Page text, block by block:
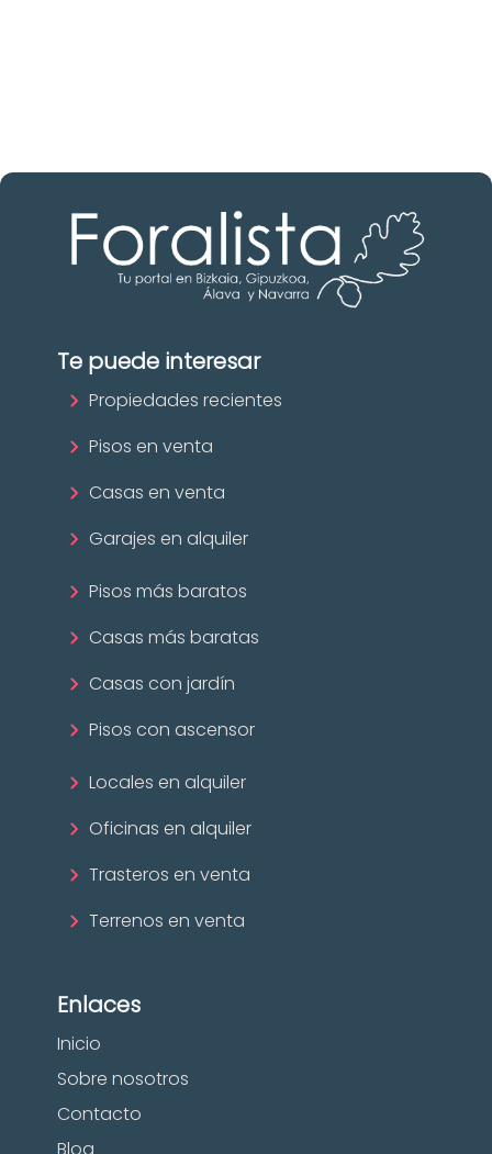
Te puede interesar
Propiedades recientes
Pisos en venta
Casas en venta
Garajes en alquiler
Pisos más baratos
Casas más baratas
Casas con jardín
Pisos con ascensor
Locales en alquiler
Oficinas en alquiler
Trasteros en venta
Terrenos en venta
Enlaces
Inicio
Sobre nosotros
Contacto